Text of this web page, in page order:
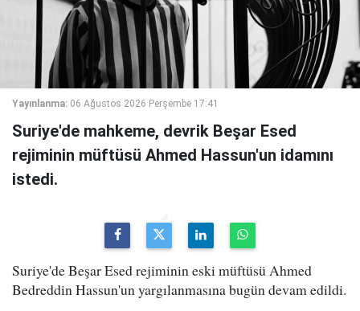
Yayınlanma: 06 Ağustos 2026 Perşembe 17:41
Suriye'de mahkeme, devrik Beşar Esed
rejiminin müftüsü Ahmed Hassun'un idamını
istedi.
Suriye'de Beşar Esed rejiminin eski müftüsü Ahmed
Bedreddin Hassun'un yargılanmasına bugün devam edildi.